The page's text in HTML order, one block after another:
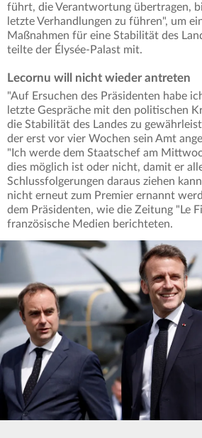
führt, die Verantwortung übertragen,
letzte Verhandlungen zu führen", um
Maßnahmen für eine Stabilität des
teilte der Élysée-Palast mit.
Lecornu will nicht wieder antreten
"Auf Ersuchen des Präsidenten habe
letzte Gespräche mit den politischen
die Stabilität des Landes zu
der erst vor vier Wochen sein Amt
"Ich werde dem Staatschef am
dies möglich ist oder nicht, damit er
Schlussfolgerungen daraus ziehen
nicht erneut zum Premier ernannt
dem Präsidenten, wie die Zeitung "Le
französische Medien berichteten.